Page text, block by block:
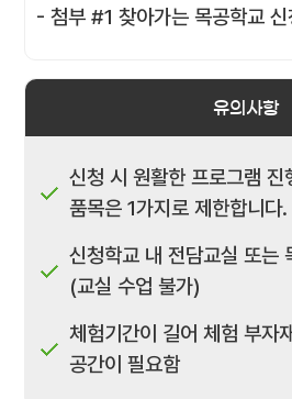
- 첨부 #1 찾아가는 목공학교
유의사항
신청 시 원활한 프로그램 진
품목은 1가지로 제한합니다.
신청학교 내 전담교실 또는
(교실 수업 불가)
체험기간이 길어 체험 부자
공간이 필요함